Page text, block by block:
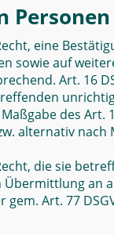
Personen
eine
sowie auf
Art. 16
des Art.
alternativ
die sie
Übermittlung an
Art. 77